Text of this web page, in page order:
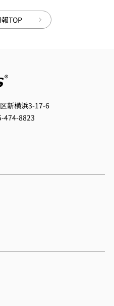
TOP
新横浜3-17-6
474-8823